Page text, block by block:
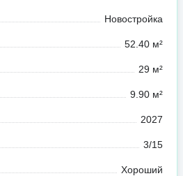
Новостройка
52.40 м²
29 м²
9.90 м²
2027
3/15
Хороший